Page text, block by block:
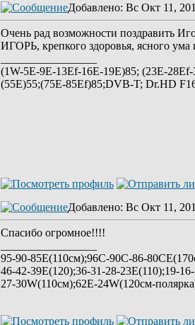
Добавлено: Вс Окт 11,
Очень рад возможности поздравить
ИГОРЬ, крепкого здоровья, ясного
(1W-5E-9E-13Ef-16E-19E)85; (23E-
(55E)55;(75E-85Ef)85;DVB-T; Dr.HD
Добавлено: Вс Окт 11,
Спасибо огромное!!!!
95-90-85Е(110см);96C-90C-86-
46-42-39E(120);36-31-28-23E(110);19-
27-30W(110см);62E-24W(120см-